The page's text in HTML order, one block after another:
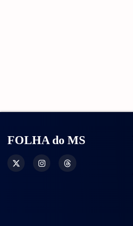
FOLHA do MS